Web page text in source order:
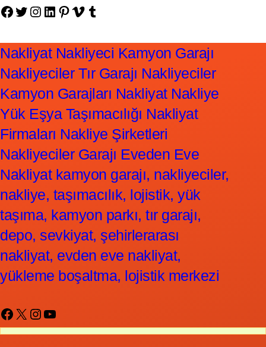
Facebook Twitter Instagram LinkedIn Pinterest Vimeo Tumblr
Nakliyat Nakliyeci Kamyon Garajı
Nakliyeciler Tır Garajı Nakliyeciler
Kamyon Garajları Nakliyat Nakliye
Yük Eşya Taşımacılığı Nakliyat
Firmaları Nakliye Şirketleri
Nakliyeciler Garajı Eveden Eve
Nakliyat kamyon garajı, nakliyeciler,
nakliye, taşımacılık, lojistik, yük
taşıma, kamyon parkı, tır garajı,
depo, sevkiyat, şehirlerarası
nakliyat, evden eve nakliyat,
yükleme boşaltma, lojistik merkezi
Facebook X Instagram YouTube